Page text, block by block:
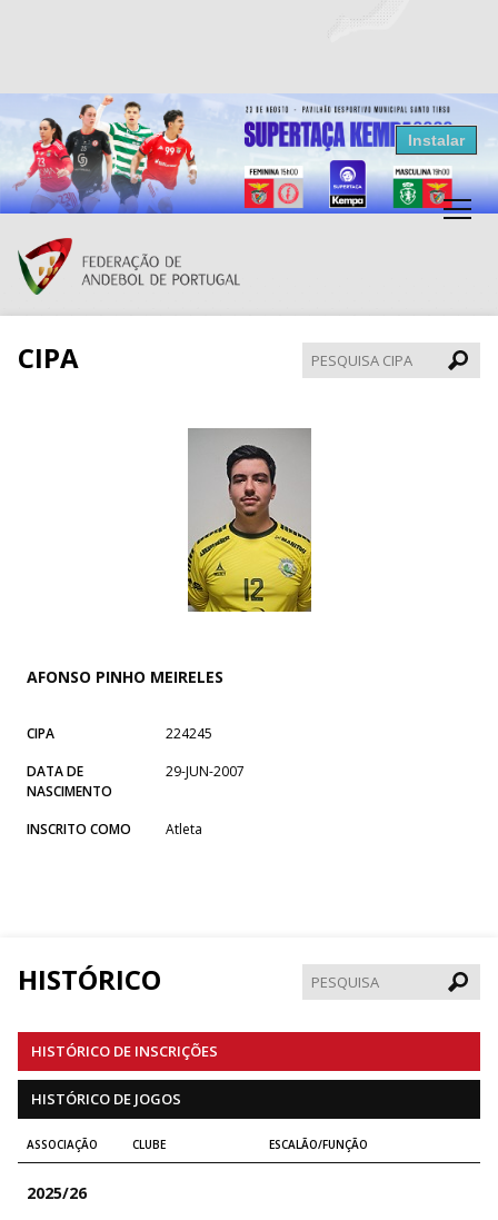
Resultados Andebol
Federação de Andebol de Portugal
Grátis - Disponivel na Play Store
Instalar
CIPA
CIPA
AFONSO PINHO MEIRELES
CIPA
224245
DATA DE
NASCIMENTO
29-JUN-2007
INSCRITO COMO Atleta
HISTÓRICO
HISTÓRICO DE INSCRIÇÕES
HISTÓRICO DE JOGOS
ASSOCIAÇÃO CLUBE ESCALÃO/FUNÇÃO
2025/26